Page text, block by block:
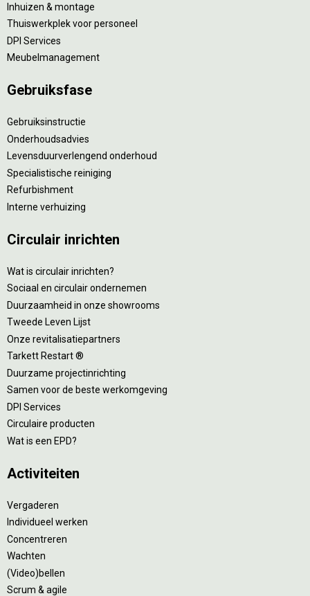
Inhuizen & montage
Thuiswerkplek voor personeel
DPI Services
Meubelmanagement
Gebruiksfase
Gebruiksinstructie
Onderhoudsadvies
Levensduurverlengend onderhoud
Specialistische reiniging
Refurbishment
Interne verhuizing
Circulair inrichten
Wat is circulair inrichten?
Sociaal en circulair ondernemen
Duurzaamheid in onze showrooms
Tweede Leven Lijst
Onze revitalisatiepartners
Tarkett Restart ®
Duurzame projectinrichting
Samen voor de beste werkomgeving
DPI Services
Circulaire producten
Wat is een EPD?
Activiteiten
Vergaderen
Individueel werken
Concentreren
Wachten
(Video)bellen
Scrum & agile